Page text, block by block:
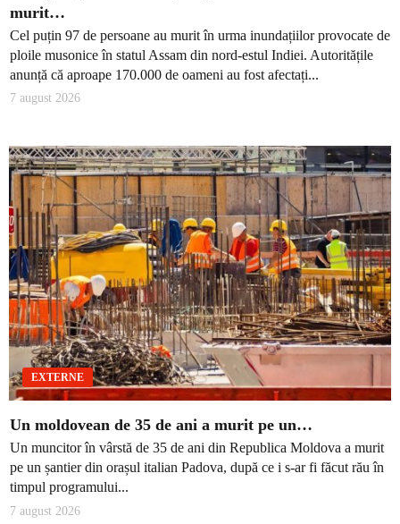
murit…
Cel puțin 97 de persoane au murit în urma inundațiilor provocate de
ploile musonice în statul Assam din nord-estul Indiei. Autoritățile
anunță că aproape 170.000 de oameni au fost afectați...
7 august 2026
EXTERNE
Un moldovean de 35 de ani a murit pe un…
Un muncitor în vârstă de 35 de ani din Republica Moldova a murit
pe un șantier din orașul italian Padova, după ce i s-ar fi făcut rău în
timpul programului...
7 august 2026